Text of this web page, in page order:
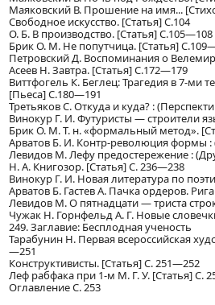
Маяковский В. Прошение на имя...
Свободное искусство. [Статья] С.104
О. Б. В производство. [Статья] С.105—108
Брик О. М. Не попутчица. [Статья]
Петровский Д. Воспоминания о
Асеев Н. Завтра. [Статья] С.172—179
Виттфогель К. Беглец: Трагедия в 7-ми
[Пьеса] С.180—191
Третьяков С. Откуда и куда? :
Винокур Г. И. Футуристы — строители
Брик О. М. Т. н. «формальный метод».
Арватов Б. И. Контр-революция формы
Левидов М. Лефу предостережение :
Н. А. Книгозор. [Статья] С. 236—238
Винокур Г. И. Новая литература по
Арватов Б. Гастев А. Пачка ордеров.
Левидов М. О пятнадцати — триста
Чужак Н. Горнфельд А. Г. Новые
249. Заглавие: Бесплодная ученость
Тарабунин Н. Первая всероссийская
—251
Конструктивисты. [Статья] С. 251—252
Леф рабфака при 1-м М. Г. У. [Статья] С.
Оглавление С. 253